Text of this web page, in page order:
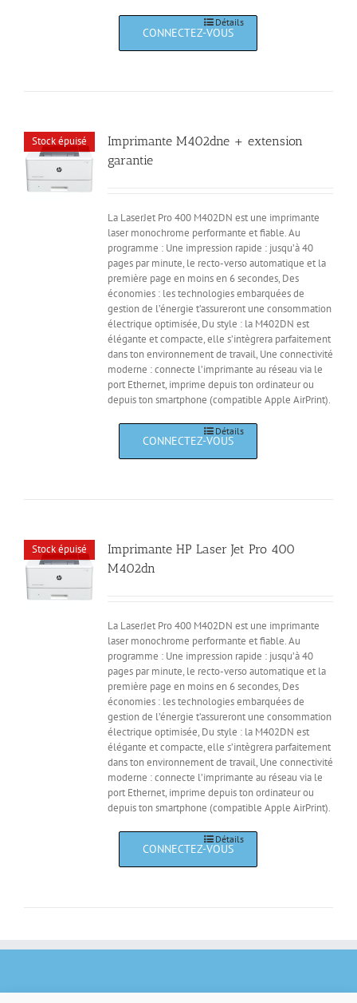
Détails
Stock épuisé
Imprimante M402dne + extension
garantie
La LaserJet Pro 400 M402DN est une imprimante
laser monochrome performante et fiable. Au
programme : Une impression rapide : jusqu’à 40
pages par minute, le recto-verso automatique et la
première page en moins en 6 secondes, Des
économies : les technologies embarquées de
gestion de l’énergie t’assureront une consommation
électrique optimisée, Du style : la M402DN est
élégante et compacte, elle s’intègrera parfaitement
dans ton environnement de travail, Une connectivité
moderne : connecte l’imprimante au réseau via le
port Ethernet, imprime depuis ton ordinateur ou
depuis ton smartphone (compatible Apple AirPrint).
Détails
Stock épuisé
Imprimante HP Laser Jet Pro 400
M402dn
La LaserJet Pro 400 M402DN est une imprimante
laser monochrome performante et fiable. Au
programme : Une impression rapide : jusqu’à 40
pages par minute, le recto-verso automatique et la
première page en moins en 6 secondes, Des
économies : les technologies embarquées de
gestion de l’énergie t’assureront une consommation
électrique optimisée, Du style : la M402DN est
élégante et compacte, elle s’intègrera parfaitement
dans ton environnement de travail, Une connectivité
moderne : connecte l’imprimante au réseau via le
port Ethernet, imprime depuis ton ordinateur ou
depuis ton smartphone (compatible Apple AirPrint).
Détails